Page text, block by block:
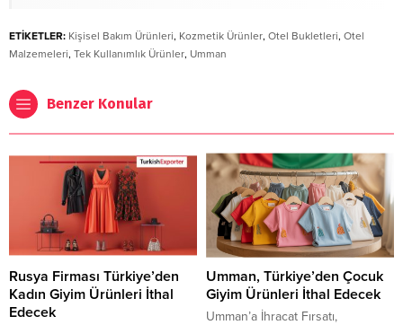
ETİKETLER: Kişisel Bakım Ürünleri, Kozmetik Ürünler, Otel Bukletleri, Otel
Malzemeleri, Tek Kullanımlık Ürünler, Umman
Benzer Konular
Rusya Firması Türkiye’den
Kadın Giyim Ürünleri İthal
Edecek
Umman, Türkiye’den Çocuk
Giyim Ürünleri İthal Edecek
Umman’a İhracat Fırsatı,